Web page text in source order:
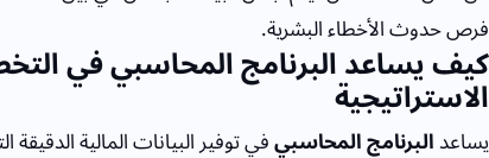
فرص حدوث الأخطاء البشرية.
كيف يساعد البرنامج المحاسبي في
الاستراتيجية
يساعدالبرنامج المحاسبيفي توفير البيانات المالية